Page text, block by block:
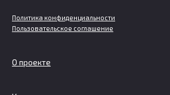
Политика конфиденциальности
Пользовательское соглашение
О проекте